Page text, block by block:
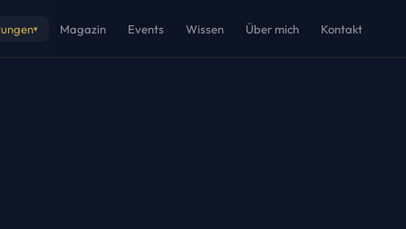
▾ Magazin Events Wissen Über mich Kontakt